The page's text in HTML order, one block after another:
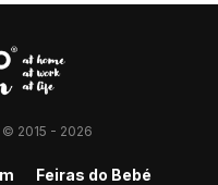
2015 - 2026
Feiras do Bebé